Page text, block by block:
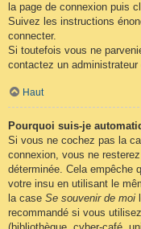
la page de connexion puis
Suivez les instructions
connecter.
Si toutefois vous ne
contactez un administrateur
Haut
Pourquoi suis-je
Si vous ne cochez pas la
connexion, vous ne
déterminée. Cela empêche
votre insu en utilisant le
la case Se souvenir de moi
recommandé si vous